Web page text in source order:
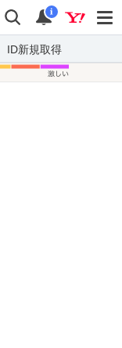
検索 通知
i
ID新規取得